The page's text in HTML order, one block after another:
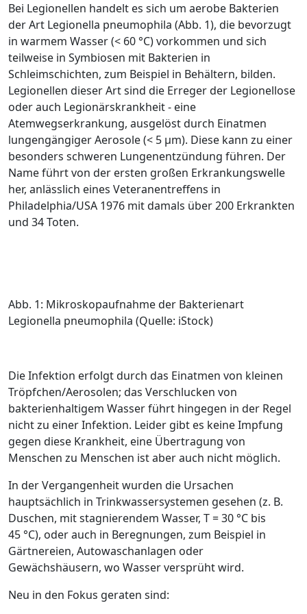
Bei Legionellen handelt es sich um ­aerobe Bakterien
der Art Legionella ­pneumophila (Abb. 1), die bevorzugt
in warmem Wasser (< 60 °C) vorkommen und sich
teilweise in Symbiosen mit Bakterien in
Schleimschichten, zum Beispiel in Behältern, bilden.
Legionellen dieser Art sind die Erreger der Legionellose
oder auch Legionärskrankheit - eine
Atemwegserkrankung, ausgelöst durch Einatmen
lungengängiger Aerosole (< 5 µm). Diese kann zu einer
besonders schweren Lungenentzündung führen. Der
Name führt von der ersten großen Erkrankungswelle
her, anlässlich eines Veteranentreffens in
Philadelphia/USA 1976 mit damals über 200 Erkrankten
und 34 Toten.
Abb. 1: Mikroskopaufnahme der Bakterienart
Legionella pneumophila (Quelle: iStock)
Die Infektion erfolgt durch das Einatmen von kleinen
Tröpfchen/Aerosolen; das Verschlucken von
bakterienhaltigem Wasser führt hingegen in der Regel
nicht zu einer Infektion. Leider gibt es keine Impfung
gegen diese Krankheit, eine Übertragung von
Menschen zu Menschen ist aber auch nicht möglich.
In der Vergangenheit wurden die Ursachen
hauptsächlich in ­Trinkwassersystemen gesehen (z. B.
Duschen, mit stagnierendem Wasser, T = 30 °C bis
45 °C), oder auch in Bereg­nungen, zum Beispiel in
Gärtnereien, Autowaschanlagen oder
Gewächshäusern, wo Wasser versprüht wird.
Neu in den Fokus geraten sind: